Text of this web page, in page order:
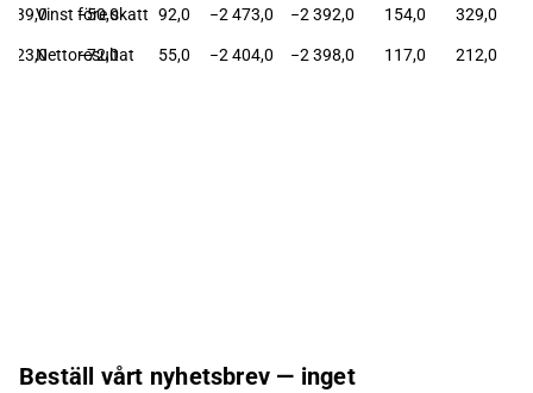
Vinst före skatt
39,0 −50,0 92,0 −2 473,0 −2 392,0 154,0 329,0
Nettoresultat
23,0 −72,0 55,0 −2 404,0 −2 398,0 117,0 212,0
Beställ vårt nyhetsbrev — inget